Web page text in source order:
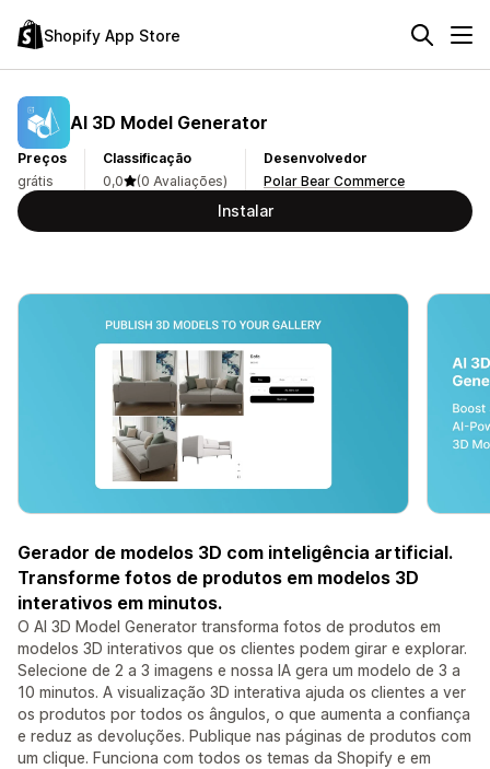
Shopify App Store
AI 3D Model Generator
Preços
grátis
Classificação
0,0
(0 Avaliações)
Desenvolvedor
Polar Bear Commerce
Instalar
Gerador de modelos 3D com inteligência artificial.
Transforme fotos de produtos em modelos 3D
interativos em minutos.
O AI 3D Model Generator transforma fotos de produtos em
modelos 3D interativos que os clientes podem girar e explorar.
Selecione de 2 a 3 imagens e nossa IA gera um modelo de 3 a
10 minutos. A visualização 3D interativa ajuda os clientes a ver
os produtos por todos os ângulos, o que aumenta a confiança
e reduz as devoluções. Publique nas páginas de produtos com
um clique. Funciona com todos os temas da Shopify e em